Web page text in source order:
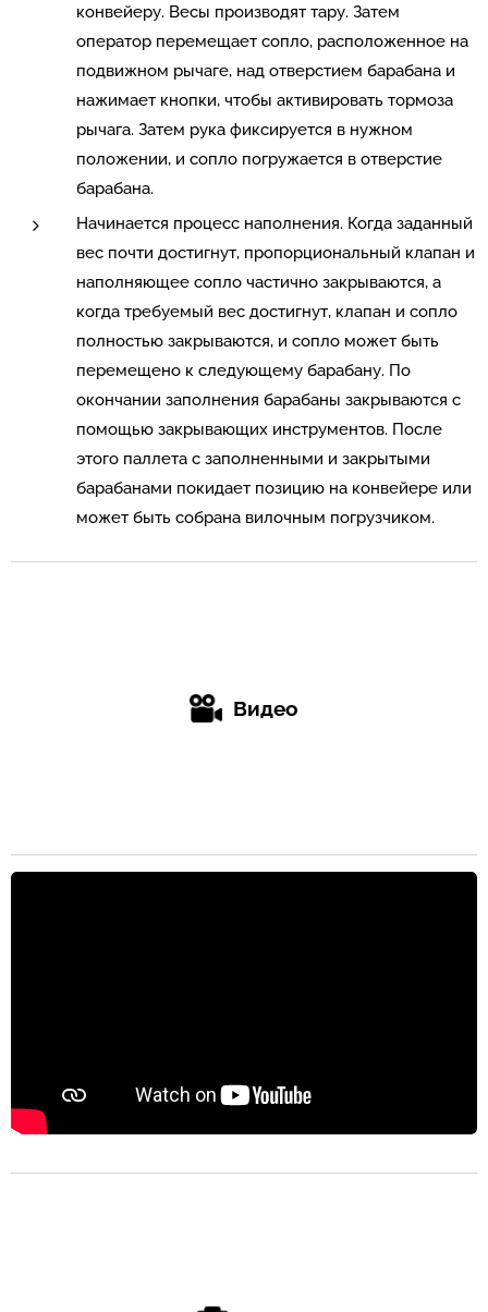
конвейеру. Весы производят тару. Затем
оператор перемещает сопло, расположенное на
подвижном рычаге, над отверстием барабана и
нажимает кнопки, чтобы активировать тормоза
рычага. Затем рука фиксируется в нужном
положении, и сопло погружается в отверстие
барабана.
Начинается процесс наполнения. Когда заданный
вес почти достигнут, пропорциональный клапан и
наполняющее сопло частично закрываются, а
когда требуемый вес достигнут, клапан и сопло
полностью закрываются, и сопло может быть
перемещено к следующему барабану. По
окончании заполнения барабаны закрываются с
помощью закрывающих инструментов. После
этого паллета с заполненными и закрытыми
барабанами покидает позицию на конвейере или
может быть собрана вилочным погрузчиком.
Видео